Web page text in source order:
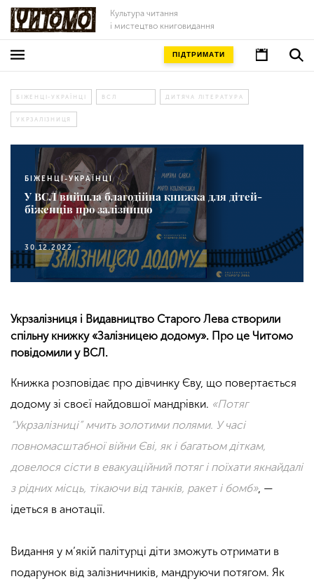
Культура читання
і мистецтво книговидання
ПІДТРИМАТИ
БІЖЕНЦІ-УКРАЇНЦІ ВСЛ ДИТЯЧА ЛІТЕРАТУРА
УКРЗАЛІЗНИЦЯ
БІЖЕНЦІ-УКРАЇНЦІ
У ВСЛ вийшла благодійна книжка для дітей-
біженців про залізницю
30.12.2022
Укрзалізниця і Видавництво Старого Лева створили
спільну книжку «Залізницею додому». Про це Читомо
повідомили у ВСЛ.
Книжка розповідає про дівчинку Єву, що повертається
додому зі своєї найдовшої мандрівки. «Потяг
“Укрзалізниці” мчить золотими полями. У часі
повномасштабної війни Єві, як і багатьом діткам,
довелося сісти в евакуаційний потяг і поїхати якнайдалі
з рідних місць, тікаючи від танків, ракет і бомб», —
ідеться в анотації.
Видання у м’якій палітурці діти зможуть отримати в
подарунок від залізничників, мандруючи потягом. Як